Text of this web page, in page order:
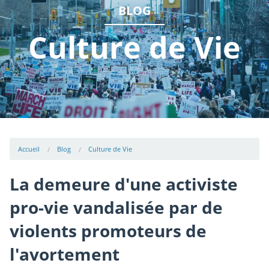
Agir
Boutique
BLOG
Culture de Vie
Accueil Blog Culture de Vie
La demeure d'une activiste
pro-vie vandalisée par de
violents promoteurs de
l'avortement